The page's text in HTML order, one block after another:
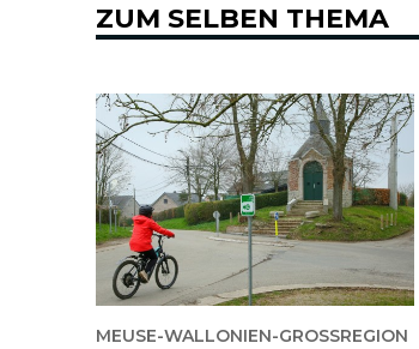
ZUM SELBEN THEMA
MEUSE-WALLONIEN-GROSSREGION